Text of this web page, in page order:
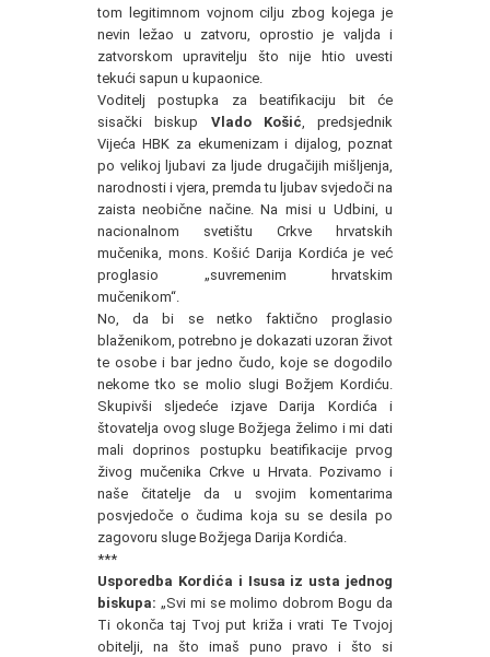
tom legitimnom vojnom cilju zbog kojega je
nevin ležao u zatvoru, oprostio je valjda i
zatvorskom upravitelju što nije htio uvesti
tekući sapun u kupaonice.
Voditelj postupka za beatifikaciju bit će
sisački biskup Vlado Košić , predsjednik
Vijeća HBK za ekumenizam i dijalog, poznat
po velikoj ljubavi za ljude drugačijih mišljenja,
narodnosti i vjera, premda tu ljubav svjedoči na
zaista neobične načine. Na misi u Udbini, u
nacionalnom svetištu Crkve hrvatskih
mučenika, mons. Košić Darija Kordića je već
proglasio „suvremenim hrvatskim
mučenikom“.
No, da bi se netko faktično proglasio
blaženikom, potrebno je dokazati uzoran život
te osobe i bar jedno čudo, koje se dogodilo
nekome tko se molio slugi Božjem Kordiću.
Skupivši sljedeće izjave Darija Kordića i
štovatelja ovog sluge Božjega želimo i mi dati
mali doprinos postupku beatifikacije prvog
živog mučenika Crkve u Hrvata. Pozivamo i
naše čitatelje da u svojim komentarima
posvjedoče o čudima koja su se desila po
zagovoru sluge Božjega Darija Kordića.
***
Usporedba Kordića i Isusa iz usta jednog
biskupa: „Svi mi se molimo dobrom Bogu da
Ti okonča taj Tvoj put križa i vrati Te Tvojoj
obitelji, na što imaš puno pravo i što si